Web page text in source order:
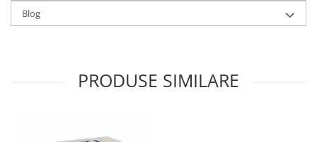
Blog
PRODUSE SIMILARE